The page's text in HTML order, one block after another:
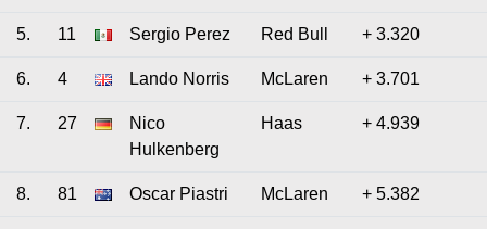
5. 11 Sergio Perez Red Bull + 3.320
6. 4 Lando Norris McLaren + 3.701
7. 27
Nico
Hulkenberg
Haas + 4.939
8. 81 Oscar Piastri McLaren + 5.382